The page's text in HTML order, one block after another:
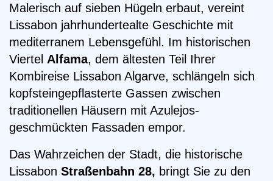
Malerisch auf sieben Hügeln erbaut, vereint
Lissabon jahrhundertealte Geschichte mit
mediterranem Lebensgefühl. Im historischen
Viertel Alfama, dem ältesten Teil Ihrer
Kombireise Lissabon Algarve, schlängeln sich
kopfsteingepflasterte Gassen zwischen
traditionellen Häusern mit Azulejos-
geschmückten Fassaden empor.
Das Wahrzeichen der Stadt, die historische
Lissabon Straßenbahn 28, bringt Sie zu den